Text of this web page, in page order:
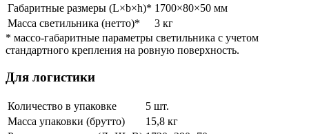
Габаритные размеры (L×b×h)* 1700×80×50 мм
Масса светильника (нетто)*
3 кг
* массо-габаритные параметры светильника с учетом
стандартного крепления на ровную поверхность.
Для логистики
Количество в упаковке
5 шт.
Масса упаковки (брутто)
15,8 кг